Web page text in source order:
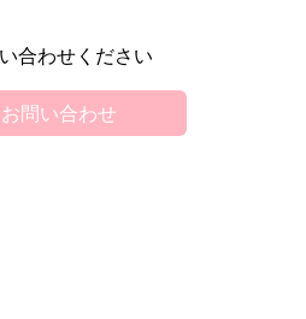
合わせください
お問い合わせ